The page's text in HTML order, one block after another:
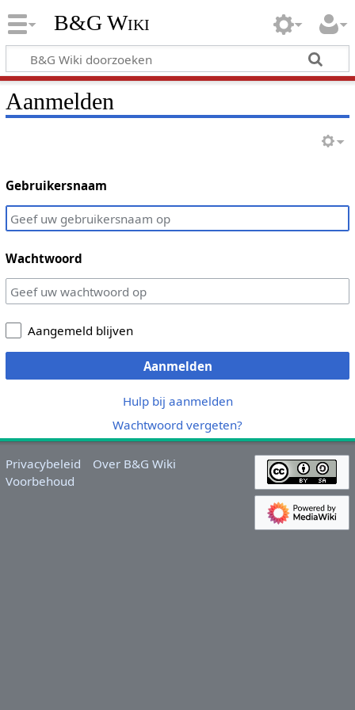
B&G Wiki
Aanmelden
Gebruikersnaam
Wachtwoord
Aangemeld blijven
Aanmelden
Hulp bij aanmelden
Wachtwoord vergeten?
Privacybeleid
Over B&G Wiki
Voorbehoud